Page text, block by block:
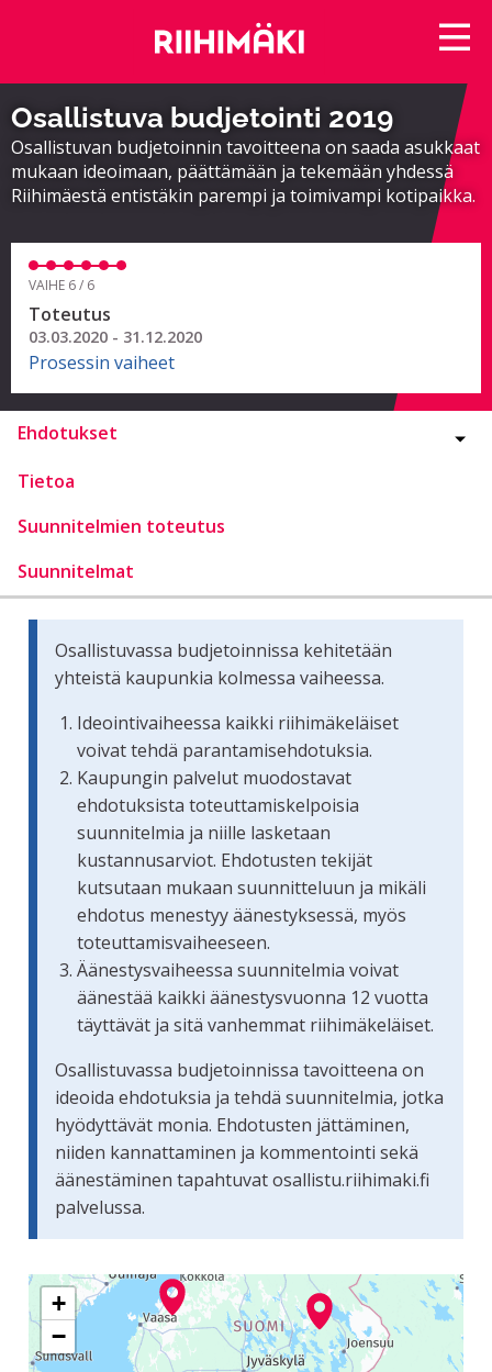
Osallistuva budjetointi 2019
Osallistuvan budjetoinnin tavoitteena on saada asukkaat
mukaan ideoimaan, päättämään ja tekemään yhdessä
Riihimäestä entistäkin parempi ja toimivampi kotipaikka.
VAIHE 6 / 6
Toteutus
03.03.2020 - 31.12.2020
Prosessin vaiheet
Ehdotukset
Tietoa
Suunnitelmien toteutus
Suunnitelmat
Osallistuvassa budjetoinnissa kehitetään
yhteistä kaupunkia kolmessa vaiheessa.
Ideointivaiheessa kaikki riihimäkeläiset
voivat tehdä parantamisehdotuksia.
Kaupungin palvelut muodostavat
ehdotuksista toteuttamiskelpoisia
suunnitelmia ja niille lasketaan
kustannusarviot. Ehdotusten tekijät
kutsutaan mukaan suunnitteluun ja mikäli
ehdotus menestyy äänestyksessä, myös
toteuttamisvaiheeseen.
Äänestysvaiheessa suunnitelmia voivat
äänestää kaikki äänestysvuonna 12 vuotta
täyttävät ja sitä vanhemmat riihimäkeläiset.
Osallistuvassa budjetoinnissa tavoitteena on
ideoida ehdotuksia ja tehdä suunnitelmia, jotka
hyödyttävät monia. Ehdotusten jättäminen,
niiden kannattaminen ja kommentointi sekä
äänestäminen tapahtuvat osallistu.riihimaki.fi
palvelussa.
Seuraavassa elementissä on kartta, joka esittää
+
−